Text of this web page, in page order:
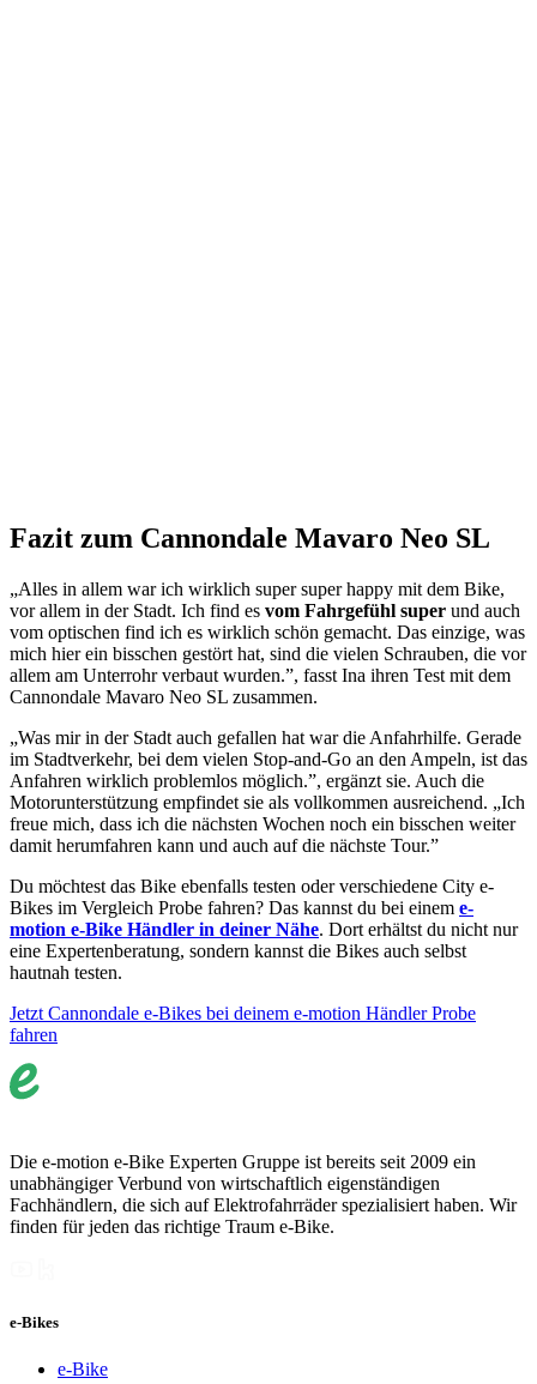
Fazit zum Cannondale Mavaro Neo SL
„Alles in allem war ich wirklich super super happy mit dem Bike,
vor allem in der Stadt. Ich find es vom Fahrgefühl super und auch
vom optischen find ich es wirklich schön gemacht. Das einzige, was
mich hier ein bisschen gestört hat, sind die vielen Schrauben, die vor
allem am Unterrohr verbaut wurden.”, fasst Ina ihren Test mit dem
Cannondale Mavaro Neo SL zusammen.
„Was mir in der Stadt auch gefallen hat war die Anfahrhilfe. Gerade
im Stadtverkehr, bei dem vielen Stop-and-Go an den Ampeln, ist das
Anfahren wirklich problemlos möglich.”, ergänzt sie. Auch die
Motorunterstützung empfindet sie als vollkommen ausreichend. „Ich
freue mich, dass ich die nächsten Wochen noch ein bisschen weiter
damit herumfahren kann und auch auf die nächste Tour.”
Du möchtest das Bike ebenfalls testen oder verschiedene City e-
Bikes im Vergleich Probe fahren? Das kannst du bei einem e-
motion e-Bike Händler in deiner Nähe. Dort erhältst du nicht nur
eine Expertenberatung, sondern kannst die Bikes auch selbst
hautnah testen.
Jetzt Cannondale e-Bikes bei deinem e-motion Händler Probe
fahren
Die e-motion e-Bike Experten Gruppe ist bereits seit 2009 ein
unabhängiger Verbund von wirtschaftlich eigenständigen
Fachhändlern, die sich auf Elektrofahrräder spezialisiert haben. Wir
finden für jeden das richtige Traum e-Bike.
e-Bikes
e-Bike